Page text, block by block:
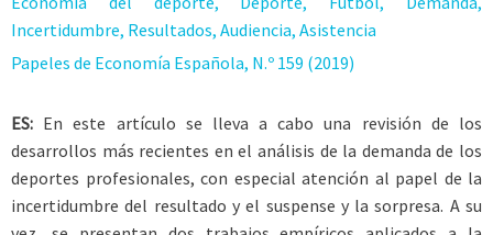
Incertidumbre, Resultados, Audiencia, Asistencia
Papeles de Economía Española, N.º 159 (2019)
ES: En este artículo se lleva a cabo una revisión de los
desarrollos más recientes en el análisis de la demanda de los
deportes profesionales, con especial atención al papel de la
incertidumbre del resultado y el suspense y la sorpresa. A su